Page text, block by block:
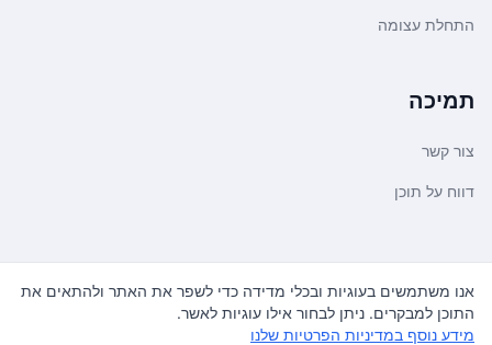
התחלת עצומה
תמיכה
צור קשר
דווח על תוכן
משפטי ועדכונים
מדיניות פרטיות
אנו משתמשים בעוגיות ובכלי מדידה כדי לשפר את האתר ולהתאים את
התוכן למבקרים. ניתן לבחור אילו עוגיות לאשר.
מידע נוסף במדיניות הפרטיות שלנו